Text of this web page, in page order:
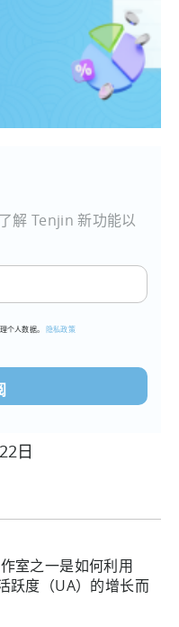
解 Tenjin 新功能以
个人数据。隐私政策
日
室之一是如何利用
跃度（UA）的增长而